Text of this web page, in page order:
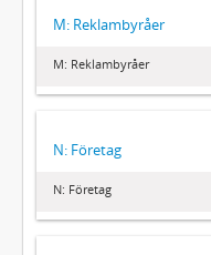
M: Reklambyråer
M: Reklambyråer
N: Företag
N: Företag